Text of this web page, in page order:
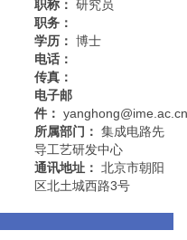
职称： 研究员
职务：
学历： 博士
电话：
传真：
电子邮
件： yanghong@ime.ac.cn
所属部门： 集成电路先
导工艺研发中心
通讯地址： 北京市朝阳
区北土城西路3号